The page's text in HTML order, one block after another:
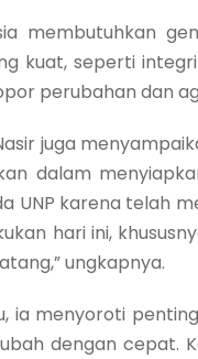
membutuhkan
kuat, seperti
perubahan dan
juga
dalam
UNP karena telah
hari ini,
ungkapnya.
menyoroti
dengan cepat.